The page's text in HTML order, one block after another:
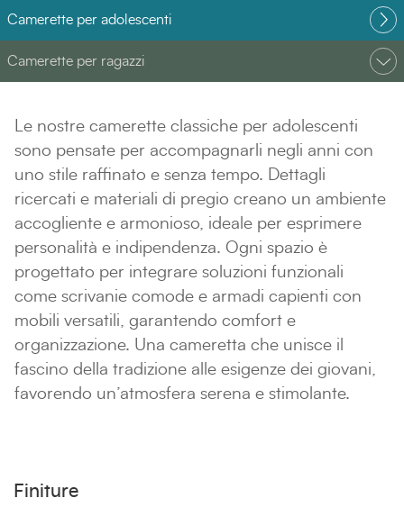
Camerette per adolescenti
Camerette per ragazzi
Le nostre camerette classiche per adolescenti
sono pensate per accompagnarli negli anni con
uno stile raffinato e senza tempo. Dettagli
ricercati e materiali di pregio creano un ambiente
accogliente e armonioso, ideale per esprimere
personalità e indipendenza. Ogni spazio è
progettato per integrare soluzioni funzionali
come scrivanie comode e armadi capienti con
mobili versatili, garantendo comfort e
organizzazione. Una cameretta che unisce il
fascino della tradizione alle esigenze dei giovani,
favorendo un’atmosfera serena e stimolante.
Finiture